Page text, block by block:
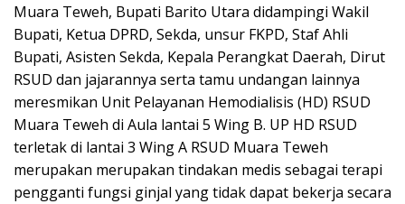
Muara Teweh, Bupati Barito Utara didampingi Wakil
Bupati, Ketua DPRD, Sekda, unsur FKPD, Staf Ahli
Bupati, Asisten Sekda, Kepala Perangkat Daerah, Dirut
RSUD dan jajarannya serta tamu undangan lainnya
meresmikan Unit Pelayanan Hemodialisis (HD) RSUD
Muara Teweh di Aula lantai 5 Wing B. UP HD RSUD
terletak di lantai 3 Wing A RSUD Muara Teweh
merupakan merupakan tindakan medis sebagai terapi
pengganti fungsi ginjal yang tidak dapat bekerja secara